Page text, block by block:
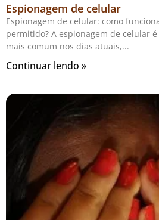
Espionagem de celular
Espionagem de celular: como
permitido? A espionagem de celular
mais comum nos dias atuais,
Continuar lendo »